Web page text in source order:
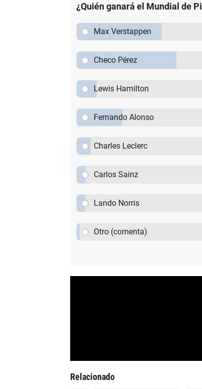
¿Quién ganará el Mundial de
Max Verstappen
Checo Pérez
Lewis Hamilton
Fernando Alonso
Charles Leclerc
Carlos Sainz
Lando Norris
Otro (comenta)
Relacionado